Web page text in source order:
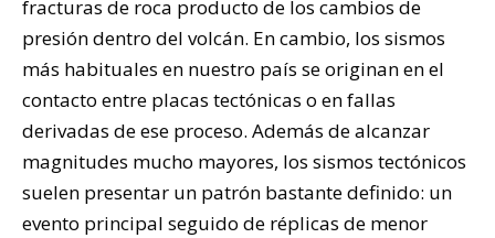
fracturas de roca producto de los cambios de
presión dentro del volcán. En cambio, los sismos
más habituales en nuestro país se originan en el
contacto entre placas tectónicas o en fallas
derivadas de ese proceso. Además de alcanzar
magnitudes mucho mayores, los sismos tectónicos
suelen presentar un patrón bastante definido: un
evento principal seguido de réplicas de menor